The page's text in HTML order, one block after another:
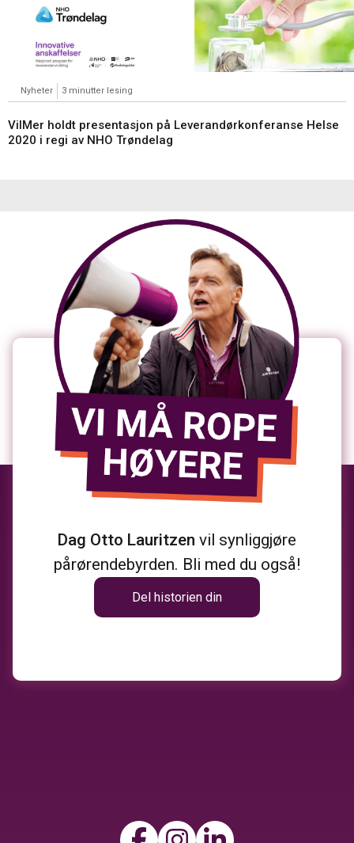
Nyheter 3 minutter lesing
VilMer holdt presentasjon på Leverandørkonferanse Helse
2020 i regi av NHO Trøndelag
Dag Otto Lauritzen vil synliggjøre
pårørendebyrden. Bli med du også!
Del historien din